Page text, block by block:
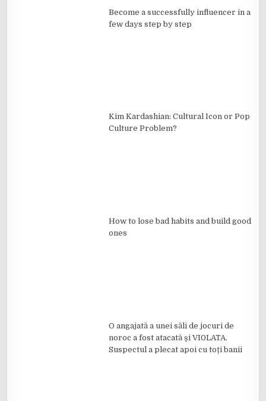
Become a successfully influencer in a
few days step by step
Kim Kardashian: Cultural Icon or Pop
Culture Problem?
How to lose bad habits and build good
ones
O angajată a unei săli de jocuri de
noroc a fost atacată și VI0LATA.
Suspectul a plecat apoi cu toți banii